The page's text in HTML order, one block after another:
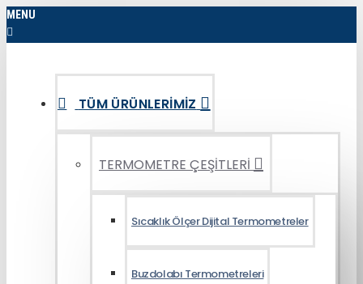
MENU
TÜM ÜRÜNLERIMIZ
TERMOMETRE ÇEŞİTLERİ
Sıcaklık Ölçer Dijital Termometreler
Buzdolabı Termometreleri